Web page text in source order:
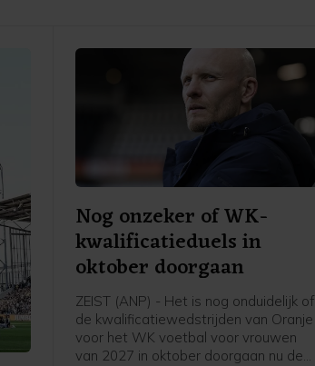
Nog onzeker of WK-
kwalificatieduels in
oktober doorgaan
ZEIST (ANP) - Het is nog onduidelijk of
de kwalificatiewedstrijden van Oranje
voor het WK voetbal voor vrouwen
van 2027 in oktober doorgaan nu de